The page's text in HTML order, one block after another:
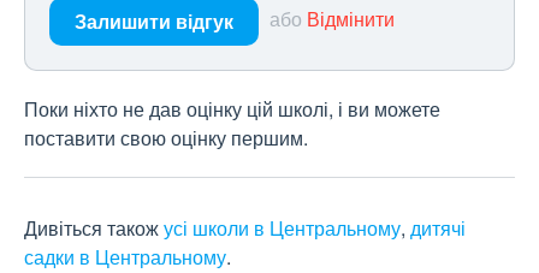
Залишити відгук або Відмінити
Поки ніхто не дав оцінку цій школі, і ви можете
поставити свою оцінку першим.
Дивіться такожусі школи в Центральному, дитячі
садки в Центральному.